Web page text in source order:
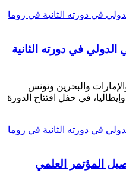
الدولي في دورته الثانية
والبحرين وتونس
في حفل افتتاح الدورة
المؤتمر العلمي